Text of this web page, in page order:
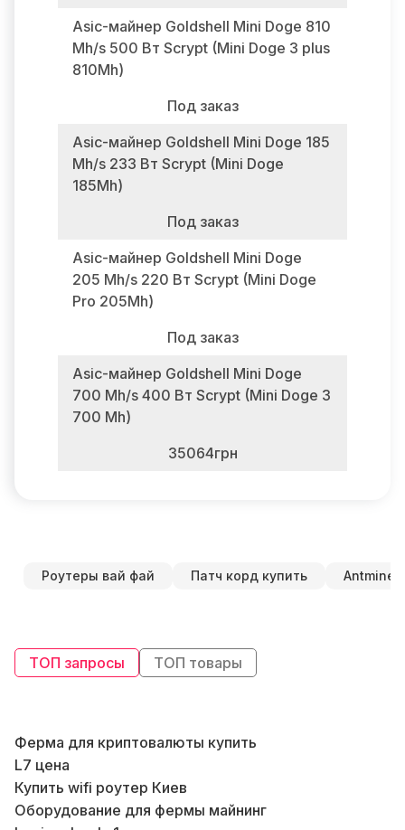
Asic-майнер Goldshell Mini Doge 810
Mh/s 500 Вт Scrypt (Mini Doge 3 plus
810Mh)
Под заказ
Asic-майнер Goldshell Mini Doge 185
Mh/s 233 Вт Scrypt (Mini Doge
185Mh)
Под заказ
Asic-майнер Goldshell Mini Doge
205 Mh/s 220 Вт Scrypt (Mini Doge
Pro 205Mh)
Под заказ
Asic-майнер Goldshell Mini Doge
700 Mh/s 400 Вт Scrypt (Mini Doge 3
700 Mh)
35064грн
Роутеры вай фай Патч корд купить Antminer
ТОП запросы ТОП товары
Ферма для криптовалюты купить
L7 цена
Купить wifi роутер Киев
Оборудование для фермы майнинг